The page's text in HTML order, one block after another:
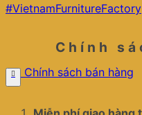
#VietnamFurnitureFactory
Chính
Chính sách bán hàng